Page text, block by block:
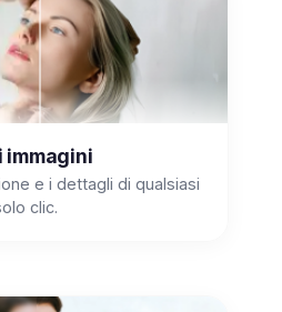
e i dettagli di qualsiasi
clic.